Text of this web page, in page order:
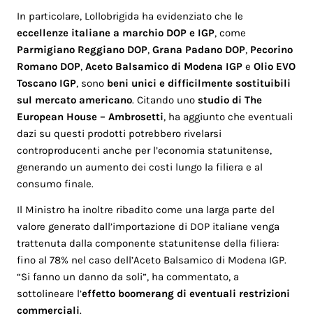
In particolare, Lollobrigida ha evidenziato che le
eccellenze italiane a marchio DOP e IGP, come
Parmigiano Reggiano DOP,Grana Padano DOP, Pecorino
Romano DOP,Aceto Balsamico di Modena IGP eOlio EVO
Toscano IGP, sono beni unici e difficilmente sostituibili
sul mercato americano. Citando unostudio diThe
European House – Ambrosetti, ha aggiunto che eventuali
dazi su questi prodotti potrebbero rivelarsi
controproducenti anche per l’economia statunitense,
generando un aumento dei costi lungo la filiera e al
consumo finale.
Il Ministro ha inoltre ribadito come una larga parte del
valore generato dall’importazione di DOP italiane venga
trattenuta dalla componente statunitense della filiera:
fino al 78% nel caso dell’Aceto Balsamico di Modena IGP.
“Si fanno un danno da soli”, ha commentato, a
sottolineare l’effetto boomerang di eventuali restrizioni
commerciali.